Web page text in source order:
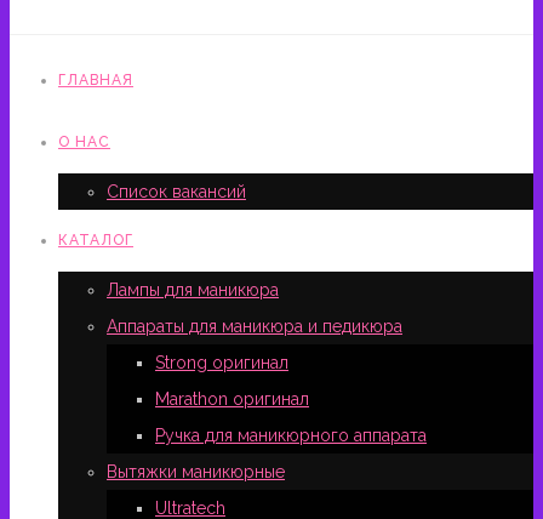
ГЛАВНАЯ
О НАС
Список вакансий
КАТАЛОГ
Лампы для маникюра
Аппараты для маникюра и педикюра
Strong оригинал
Marathon оригинал
Ручка для маникюрного аппарата
Вытяжки маникюрные
Ultratech